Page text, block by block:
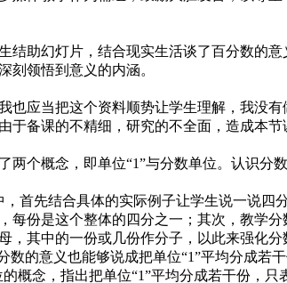
助幻灯片，结合现实生活谈了百分数的
刻领悟到意义的内涵。
应当把这个资料顺势让学生理解，我没有
备课的不精细，研究的不全面，造成本节
个概念，即单位“1”与分数单位。认识分
首先结合具体的实际例子让学生说一说四
每份是这个整体的四分之一；其次，教学
，其中的一份或几份作分子，以此来强化
的意义也能够说成把单位“1”平均分成
概念，指出把单位“1”平均分成若干份，